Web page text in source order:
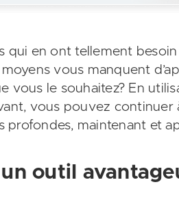
qui en ont tellement
vous manquent
vous le souhaitez? En
vous pouvez continuer
profondes, maintenant et
outil